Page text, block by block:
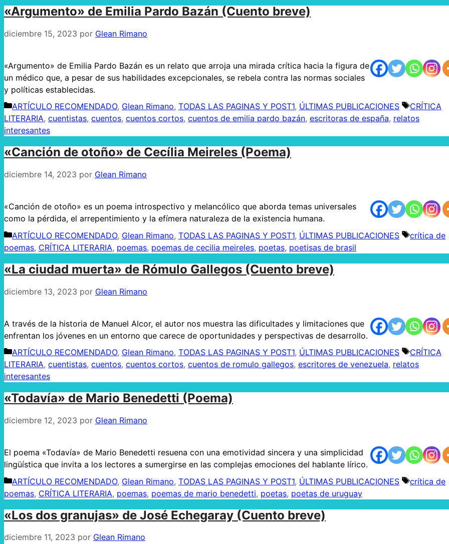
«Argumento» de Emilia Pardo Bazán (Cuento breve)
diciembre 15, 2023 por Glean Rimano
«Argumento» de Emilia Pardo Bazán es un relato que arroja una mirada crítica hacia la figura de
un médico que, a pesar de sus habilidades excepcionales, se rebela contra las normas sociales
y políticas establecidas.
Categorías
ARTÍCULO RECOMENDADO, Glean Rimano, TODAS LAS PAGINAS Y POST1, ÚLTIMAS PUBLICACIONES Etiquetas
CRÍTICA
LITERARIA, cuentistas, cuentos, cuentos cortos, cuentos de emilia pardo bazán, escritoras de españa, relatos
interesantes
«Canción de otoño» de Cecília Meireles (Poema)
diciembre 14, 2023 por Glean Rimano
«Canción de otoño» es un poema introspectivo y melancólico que aborda temas universales
como la pérdida, el arrepentimiento y la efímera naturaleza de la existencia humana.
Categorías
ARTÍCULO RECOMENDADO, Glean Rimano, TODAS LAS PAGINAS Y POST1, ÚLTIMAS PUBLICACIONES Etiquetas
crítica de
poemas, CRÍTICA LITERARIA, poemas, poemas de cecilia meireles, poetas, poetisas de brasil
«La ciudad muerta» de Rómulo Gallegos (Cuento breve)
diciembre 13, 2023 por Glean Rimano
A través de la historia de Manuel Alcor, el autor nos muestra las dificultades y limitaciones que
enfrentan los jóvenes en un entorno que carece de oportunidades y perspectivas de desarrollo.
Categorías
ARTÍCULO RECOMENDADO, Glean Rimano, TODAS LAS PAGINAS Y POST1, ÚLTIMAS PUBLICACIONES Etiquetas
CRÍTICA
LITERARIA, cuentistas, cuentos, cuentos cortos, cuentos de romulo gallegos, escritores de venezuela, relatos
interesantes
«Todavía» de Mario Benedetti (Poema)
diciembre 12, 2023 por Glean Rimano
El poema «Todavía» de Mario Benedetti resuena con una emotividad sincera y una simplicidad
lingüística que invita a los lectores a sumergirse en las complejas emociones del hablante lírico.
Categorías
ARTÍCULO RECOMENDADO, Glean Rimano, TODAS LAS PAGINAS Y POST1, ÚLTIMAS PUBLICACIONES Etiquetas
crítica de
poemas, CRÍTICA LITERARIA, poemas, poemas de mario benedetti, poetas, poetas de uruguay
«Los dos granujas» de José Echegaray (Cuento breve)
diciembre 11, 2023 por Glean Rimano